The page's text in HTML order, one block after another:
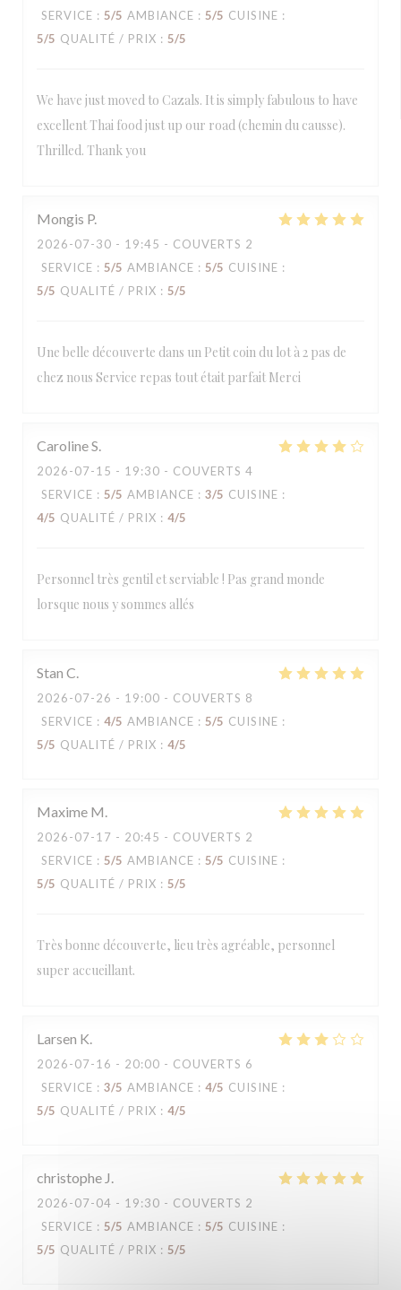
SERVICE : 5/5 AMBIANCE : 5/5 CUISINE :
5/5 QUALITÉ / PRIX : 5/5
We have just moved to Cazals. It is simply fabulous to have
excellent Thai food just up our road (chemin du causse).
Thrilled. Thank you
Mongis P
2026-07-30 - 19:45 - COUVERTS 2
SERVICE : 5/5 AMBIANCE : 5/5 CUISINE :
5/5 QUALITÉ / PRIX : 5/5
Une belle découverte dans un Petit coin du lot à 2 pas de
chez nous Service repas tout était parfait Merci
CarolineS
2026-07-15 - 19:30 - COUVERTS 4
SERVICE : 5/5 AMBIANCE : 3/5 CUISINE :
4/5 QUALITÉ / PRIX : 4/5
Personnel très gentil et serviable ! Pas grand monde
lorsque nous y sommes allés
Stan C
2026-07-26 - 19:00 - COUVERTS 8
SERVICE : 4/5 AMBIANCE : 5/5 CUISINE :
5/5 QUALITÉ / PRIX : 4/5
Maxime M
2026-07-17 - 20:45 - COUVERTS 2
SERVICE : 5/5 AMBIANCE : 5/5 CUISINE :
5/5 QUALITÉ / PRIX : 5/5
Très bonne découverte, lieu très agréable, personnel
super accueillant.
Larsen K
2026-07-16 - 20:00 - COUVERTS 6
SERVICE : 3/5 AMBIANCE : 4/5 CUISINE :
5/5 QUALITÉ / PRIX : 4/5
christophe J
2026-07-04 - 19:30 - COUVERTS 2
SERVICE : 5/5 AMBIANCE : 5/5 CUISINE :
5/5 QUALITÉ / PRIX : 5/5